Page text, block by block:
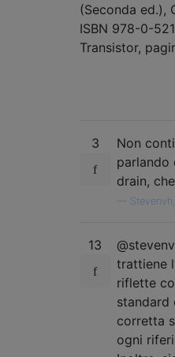
(Seconda ed.),
ISBN 978-0-
Transistor,
3
Non
parlando
drain,
Stevenvh,
13
trattiene
riflette
standard
corretta
ogni